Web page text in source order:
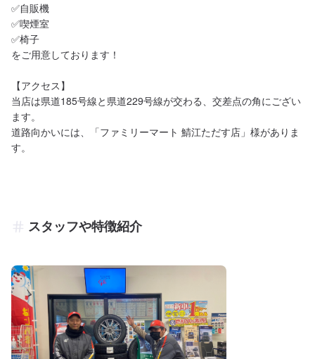
✅自販機
✅喫煙室
✅椅子
をご用意しております！
【アクセス】
当店は県道185号線と県道229号線が交わる、交差点の角にござい
ます。
道路向かいには、「ファミリーマート 鯖江ただす店」様がありま
す。
スタッフや特徴紹介